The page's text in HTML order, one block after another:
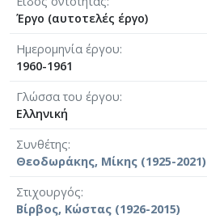
Έργο (αυτοτελές έργο)
Ημερομηνία έργου
1960-1961
Γλώσσα του έργου
Ελληνική
Συνθέτης
Θεοδωράκης, Μίκης (1925-2021)
Στιχουργός
Βίρβος, Κώστας (1926-2015)